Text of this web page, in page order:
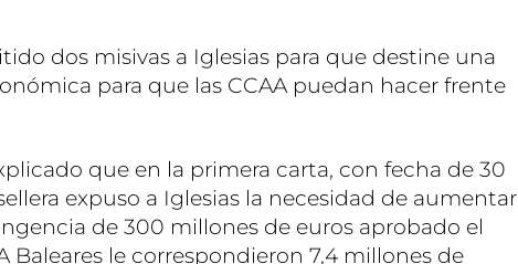
dos misivas a Iglesias para que destine una
para que las CCAA puedan hacer frente
que en la primera carta, con fecha de 30
expuso a Iglesias la necesidad de aumentar
de 300 millones de euros aprobado el
Baleares le correspondieron 7,4 millones de